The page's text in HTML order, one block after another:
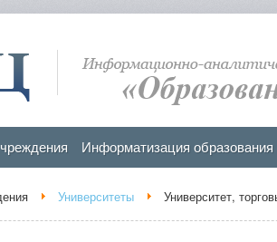
Информатизация образования
Университеты Университет,